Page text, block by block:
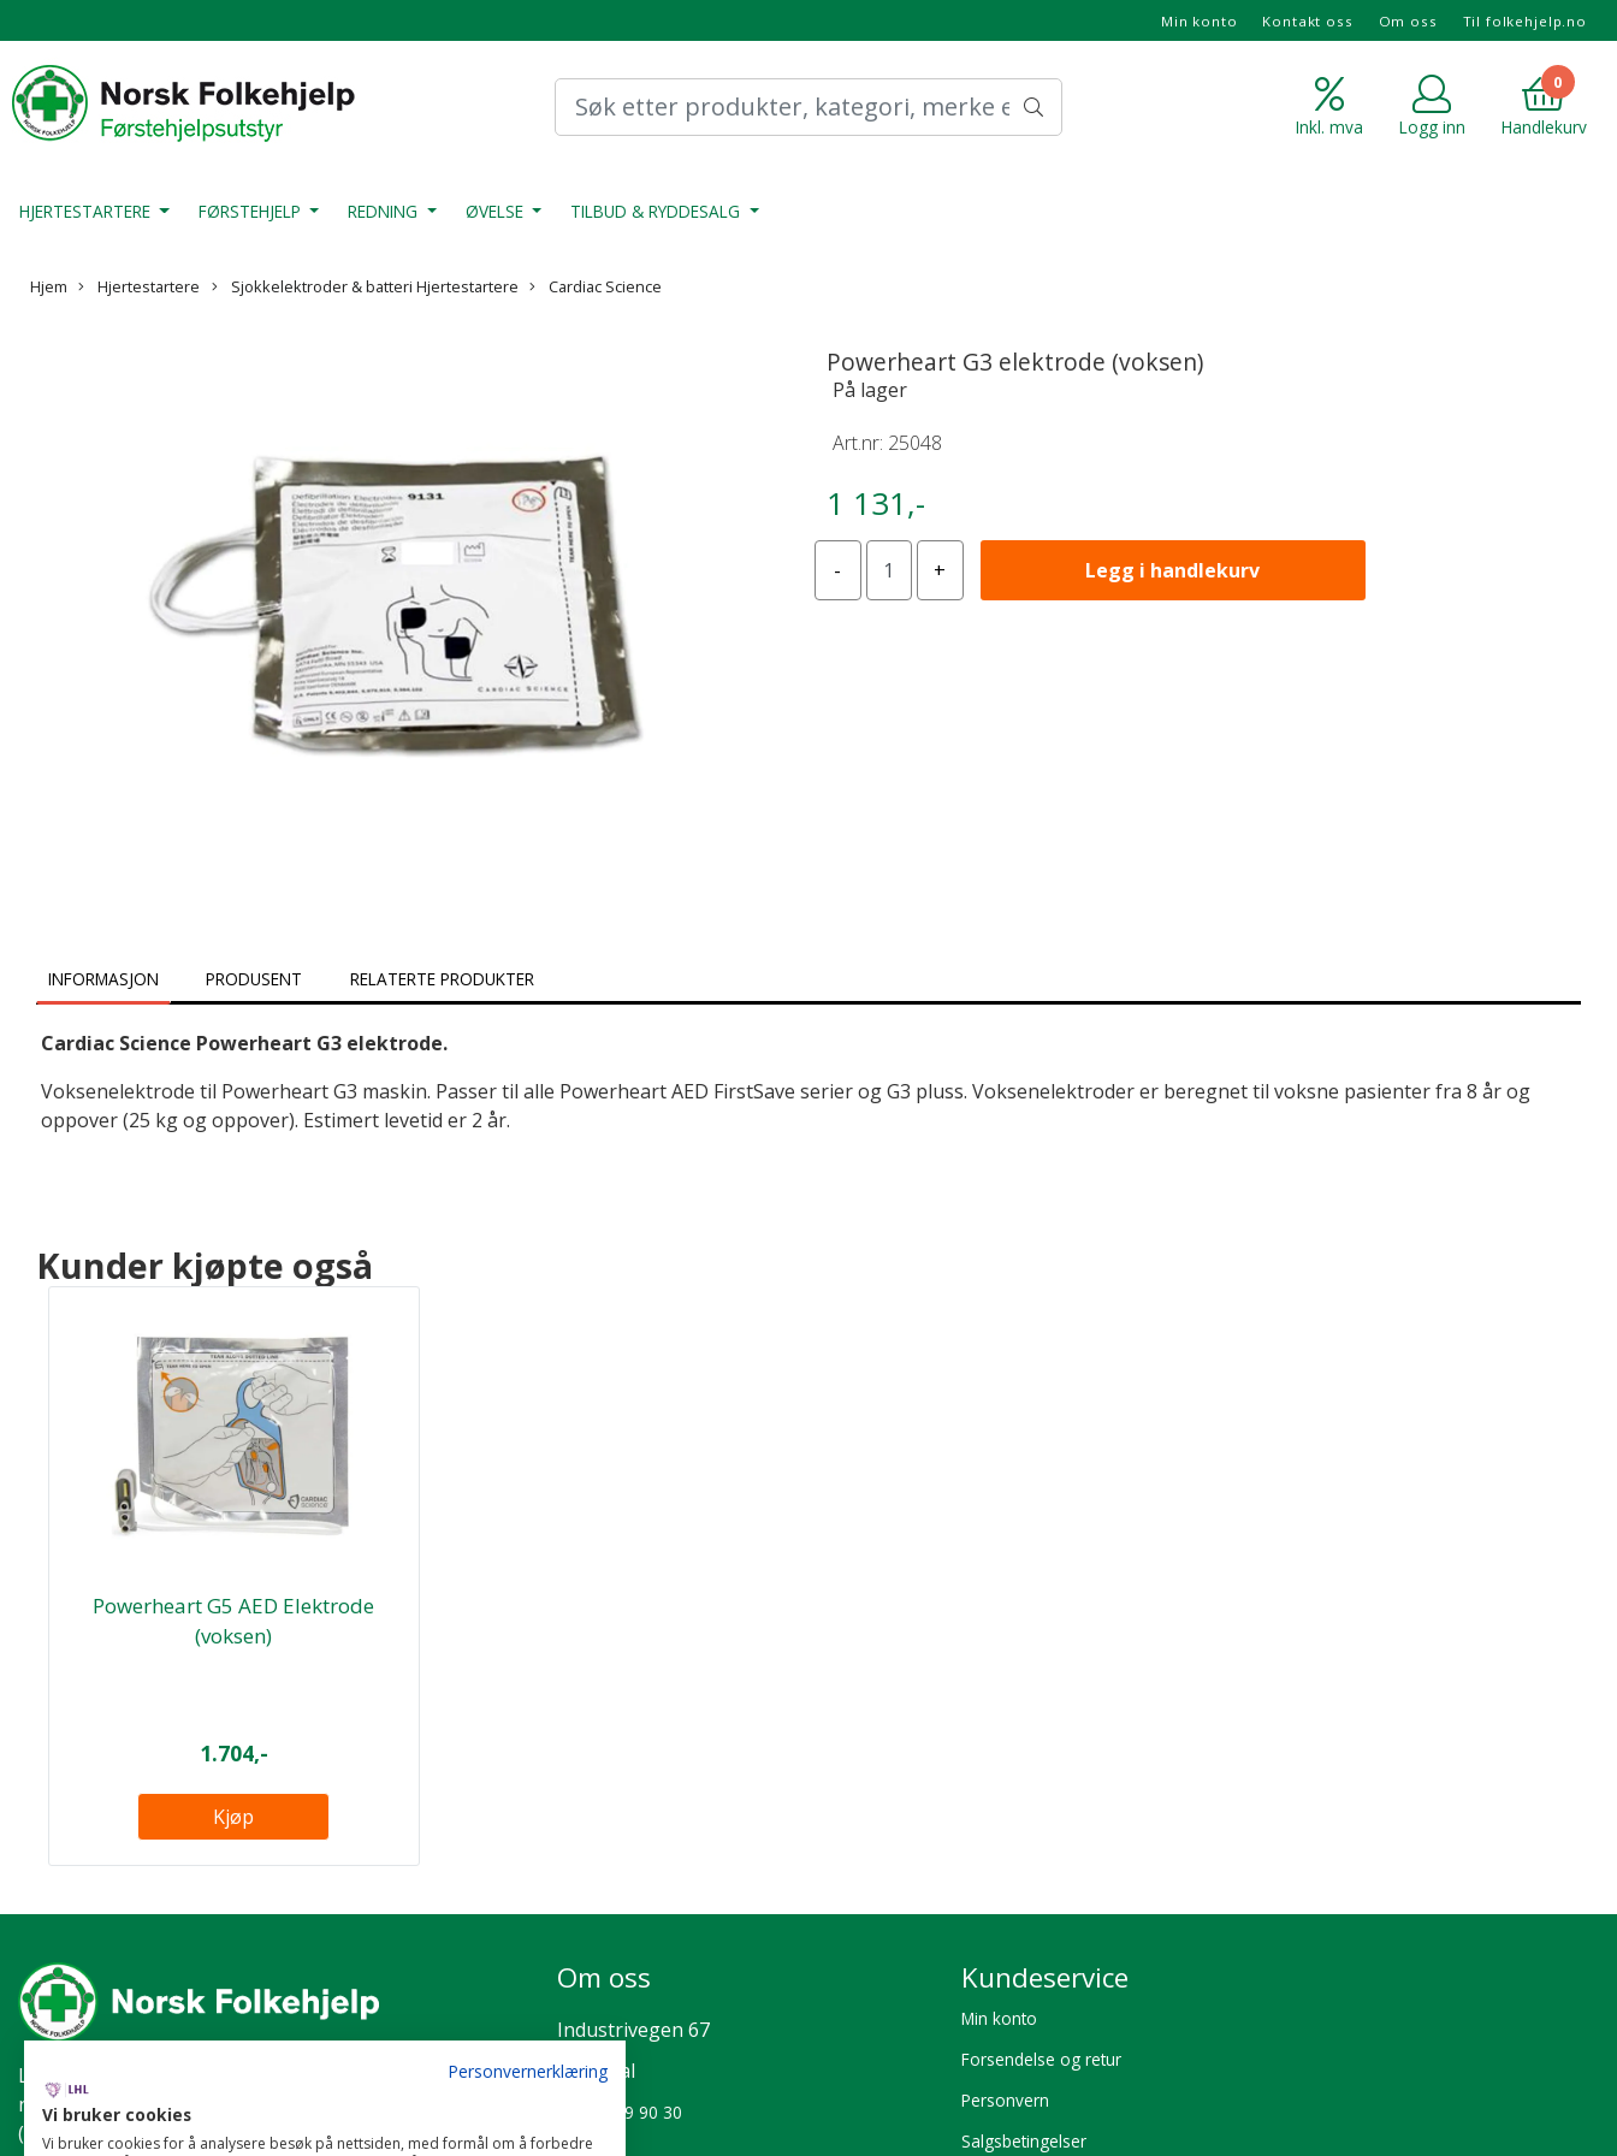
Min konto Kontakt oss Om oss Til folkehjelp.no
Inkl. mva Logg inn
0
Handlekurv
HJERTESTARTERE FØRSTEHJELP REDNING ØVELSE TILBUD & RYDDESALG
Hjem Hjertestartere Sjokkelektroder & batteri Hjertestartere Cardiac Science
Powerheart G3 elektrode (voksen)
På lager
Art.nr: 25048
1 131,-
Legg i handlekurv
INFORMASJON PRODUSENT RELATERTE PRODUKTER
Cardiac Science Powerheart G3 elektrode.
Voksenelektrode til Powerheart G3 maskin. Passer til alle Powerheart AED FirstSave serier og G3 pluss. Voksenelektroder er beregnet til voksne pasienter fra 8 år og
oppover (25 kg og oppover). Estimert levetid er 2 år.
Kunder kjøpte også
Powerheart G5 AED Elektrode
(voksen)
1.704,-
Kjøp
LHL(org.nr: 940 190 738) eier og driver
nettbutikken på vegne av Norsk Folkehjelp
(org.nr: 871 033 552).
Om oss
Industrivegen 67
2072 Dal
22 79 90 30
Kundeservice
Min konto
Forsendelse og retur
Personvern
Salgsbetingelser
Personvernerklæring
Vi bruker cookies
Vi bruker cookies for å analysere besøk på nettsiden, med formål om å forbedre